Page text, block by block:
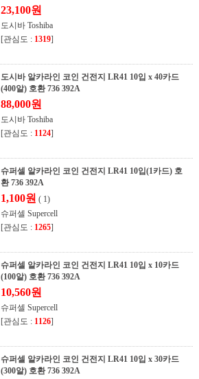
23,100원
도시바 Toshiba
[관심도 : 1319]
도시바 알카라인 코인 건전지 LR41 10입 x 40카드
(400알) 호환 736 392A
88,000원
도시바 Toshiba
[관심도 : 1124]
슈퍼셀 알카라인 코인 건전지 LR41 10입(1카드) 호
환 736 392A
1,100원 ( 1)
슈퍼셀 Supercell
[관심도 : 1265]
슈퍼셀 알카라인 코인 건전지 LR41 10입 x 10카드
(100알) 호환 736 392A
10,560원
슈퍼셀 Supercell
[관심도 : 1126]
슈퍼셀 알카라인 코인 건전지 LR41 10입 x 30카드
(300알) 호환 736 392A